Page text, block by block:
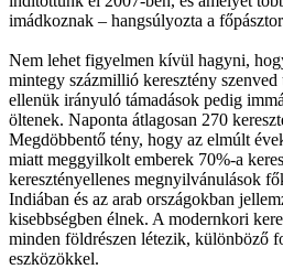
imádkoznak – hangsúlyozta a
Nem lehet figyelmen kívül hagyni,
mintegy százmillió keresztény
ellenük irányuló támadások pedig
öltenek. Naponta átlagosan 270
Megdöbbentő tény, hogy az elmúlt
miatt meggyilkolt emberek 70%-a
keresztényellenes megnyilvánulások
Indiában és az arab országokban
kisebbségben élnek. A modernkori
minden földrészen létezik, különböző
eszközökkel.